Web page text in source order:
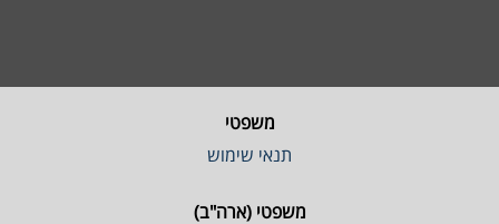
משפטי
תנאי שימוש
משפטי (ארה"ב)